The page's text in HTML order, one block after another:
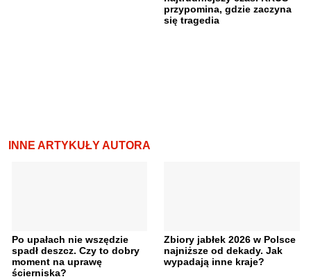
przypomina, gdzie zaczyna
się tragedia
INNE ARTYKUŁY AUTORA
Po upałach nie wszędzie
spadł deszcz. Czy to dobry
moment na uprawę
ścierniska?
Zbiory jabłek 2026 w Polsce
najniższe od dekady. Jak
wypadają inne kraje?